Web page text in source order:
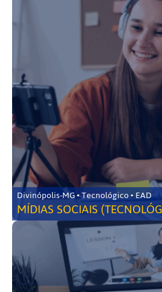
Divinópolis-MG • Tecnológico • EAD
MÍDIAS SOCIAIS